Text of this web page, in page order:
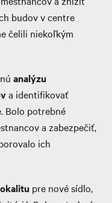
budov v centre
čelili niekoľkým
analýzu
a identifikovať
Bolo potrebné
a zabezpečiť,
ich
pre nové sídlo,